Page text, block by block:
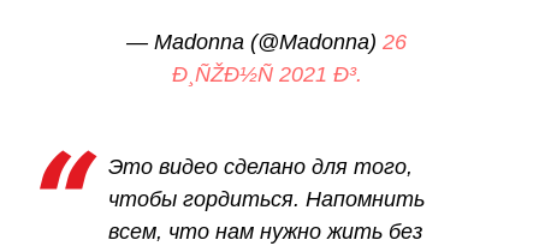
— Madonna (@Madonna) 26
Ð¸ÑŽÐ½Ñ 2021 Ð³.
Это видео сделано для того,
чтобы гордиться. Напомнить
всем, что нам нужно жить без